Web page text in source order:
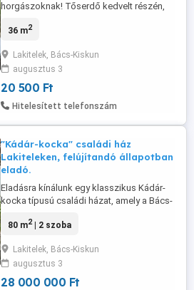
horgászoknak! Tőserdő kedvelt részén,
lévő, jól felszerelt, felújított faházas
Tisza) különleges természeti adottságai
horgászati, csónakázási, kirándulási,
valamint a termálvizű Tősfürdő fürdési ...
36 m2
Lakitelek, Bács-Kiskun
augusztus 3
20 500 Ft
Hitelesített telefonszám
"Kádár-kocka" családi ház
Lakiteleken, felújítandó állapotban
eladó.
Eladásra kínálunk egy klasszikus Kádár-
kocka típusú családi házat, amely a Bács-
Lakitelek nagyközségben található. Az
kiterjedt, 777 nm-es kertjével ideális
választás lehet azok számára, akik a
nyugodt vidéki élet előnyeit keresik. A ...
80 m2| 2 szoba
Lakitelek, Bács-Kiskun
augusztus 3
28 000 000 Ft